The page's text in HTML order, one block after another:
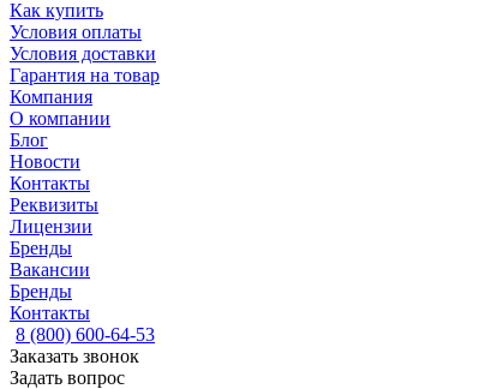
Как купить
Условия оплаты
Условия доставки
Гарантия на товар
Компания
О компании
Блог
Новости
Контакты
Реквизиты
Лицензии
Бренды
Вакансии
Бренды
Контакты
8 (800) 600-64-53
Заказать звонок
Задать вопрос